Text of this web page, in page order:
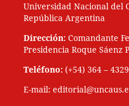
Universidad Nacional del
República Argentina
Dirección: Comandante
Presidencia Roque Sáenz
Teléfono: (+54) 364 –
E-mail: